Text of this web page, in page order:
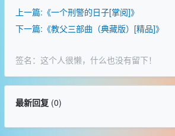
上一篇:《一个刑警的日子[掌阅]》
下一篇:《教父三部曲（典藏版）[精品]》
签名：这个人很懒，什么也没有留下！
最新回复(0)